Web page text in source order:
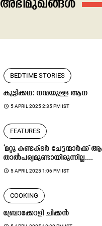
അഭിമുഖങ്ങൾ
BEDTIME STORIES
കുട്ടിക്കഥ: നന്മയുള്ള ആന
access_time 5 APRIL 2025 2:35 PM IST
FEATURES
‘മറ്റു കണ്ടക്ടർ ചേട്ടന്മാർക്ക്
താൽപര്യമുണ്ടായിരുന്നില്ല....
access_time 5 APRIL 2025 1:06 PM IST
COOKING
ബ്രോക്കോളി ചിക്കൻ